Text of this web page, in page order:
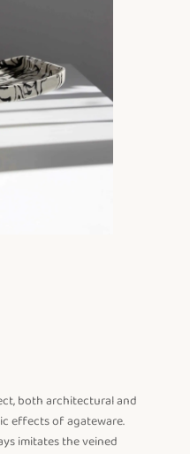
both architectural and
effects of agateware.
imitates the veined